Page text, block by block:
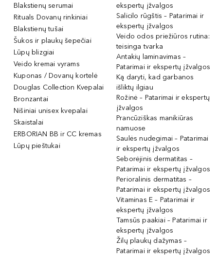
Blakstienų serumai
Rituals Dovanų rinkiniai
Blakstienų tušai
Šukos ir plaukų šepečiai
Lūpų blizgiai
Veido kremai vyrams
Kuponas / Dovanų kortelė
Douglas Collection Kvepalai
Bronzantai
Nišiniai unisex kvepalai
Skaistalai
ERBORIAN BB ir CC kremas
Lūpų pieštukai
ekspertų įžvalgos
Salicilo rūgštis – Patarimai ir
ekspertų įžvalgos
Veido odos priežiūros rutina:
teisinga tvarka
Antakių laminavimas –
Patarimai ir ekspertų įžvalgos
Ką daryti, kad garbanos
išliktų ilgiau
Rožinė – Patarimai ir ekspertų
įžvalgos
Prancūziškas manikiūras
namuose
Saulės nudegimai – Patarimai
ir ekspertų įžvalgos
Seborėjinis dermatitas –
Patarimai ir ekspertų įžvalgos
Perioralinis dermatitas –
Patarimai ir ekspertų įžvalgos
Vitaminas E – Patarimai ir
ekspertų įžvalgos
Tamsūs paakiai – Patarimai ir
ekspertų įžvalgos
Žilų plaukų dažymas –
Patarimai ir ekspertų įžvalgos